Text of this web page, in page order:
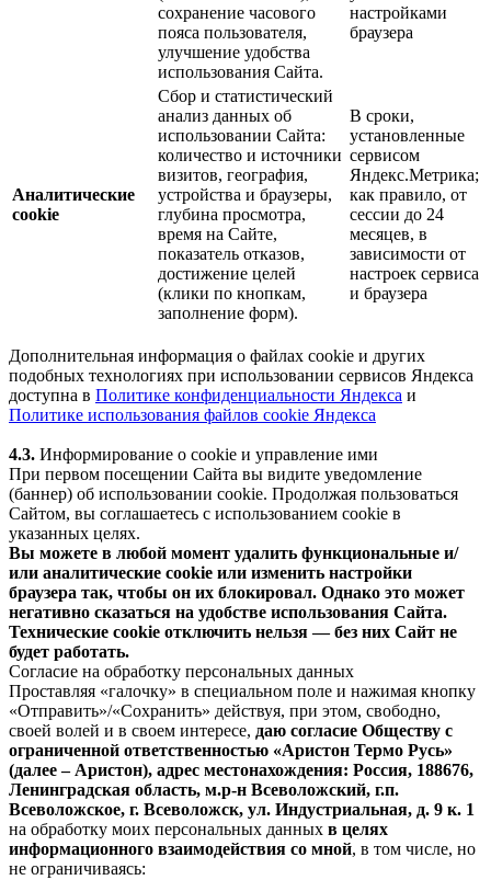
сохранение часового
пояса пользователя,
улучшение удобства
использования Сайта.
настройками
браузера
Аналитические
cookie
Сбор и статистический
анализ данных об
использовании Сайта:
количество и источники
визитов, география,
устройства и браузеры,
глубина просмотра,
время на Сайте,
показатель отказов,
достижение целей
(клики по кнопкам,
заполнение форм).
В сроки,
установленные
сервисом
Яндекс.Метрика;
как правило, от
сессии до 24
месяцев, в
зависимости от
настроек сервиса
и браузера
Дополнительная информация о файлах cookie и других
подобных технологиях при использовании сервисов Яндекса
доступна в Политике конфиденциальности Яндекса и
Политике использования файлов cookie Яндекса
4.3. Информирование о cookie и управление ими
При первом посещении Сайта вы видите уведомление
(баннер) об использовании cookie. Продолжая пользоваться
Сайтом, вы соглашаетесь с использованием cookie в
указанных целях.
Вы можете в любой момент удалить функциональные и/
или аналитические cookie или изменить настройки
браузера так, чтобы он их блокировал. Однако это может
негативно сказаться на удобстве использования Сайта.
Технические cookie отключить нельзя — без них Сайт не
будет работать.
Согласие на обработку персональных данных
Проставляя «галочку» в специальном поле и нажимая кнопку
«Отправить»/«Сохранить» действуя, при этом, свободно,
своей волей и в своем интересе, даю согласие Обществу с
ограниченной ответственностью «Аристон Термо Русь»
(далее – Аристон), адрес местонахождения: Россия, 188676,
Ленинградская область, м.р-н Всеволожский, г.п.
Всеволожское, г. Всеволожск, ул. Индустриальная, д. 9 к. 1
на обработку моих персональных данных в целях
информационного взаимодействия со мной, в том числе, но
не ограничиваясь: